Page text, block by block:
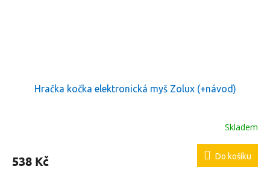
Hračka kočka elektronická myš Zolux (+návod)
Skladem
538 Kč Do košíku